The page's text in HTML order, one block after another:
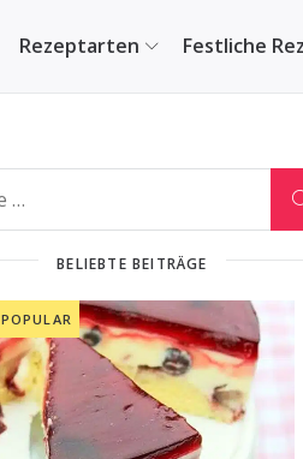
Rezeptarten Festliche
BELIEBTE BEITRÄGE
POPULAR